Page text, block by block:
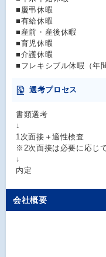
■慶弔休暇
■有給休暇
■産前・産後休暇
■育児休暇
■介護休暇
■フレキシブル休暇（年
選考プロセス
書類選考
↓
1次面接＋適性検査
※2次面接は必要に応じ
↓
内定
会社概要